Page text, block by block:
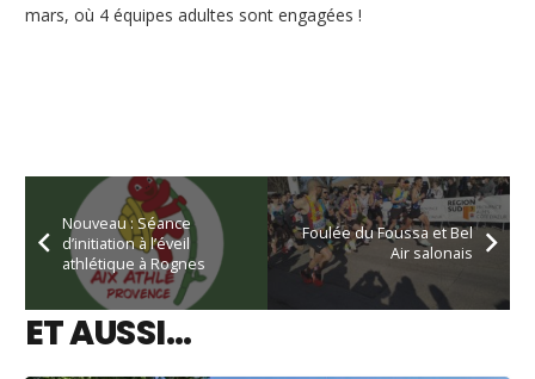
mars, où 4 équipes adultes sont engagées !
Nouveau : Séance
d’initiation à l’éveil
athlétique à Rognes
Foulée du Foussa et Bel
Air salonais
ET AUSSI…